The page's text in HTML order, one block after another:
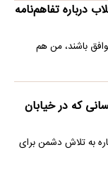
درباره تفاهم‌نامه
باشند، من هم
که در خیابان
به تلاش دشمن برای